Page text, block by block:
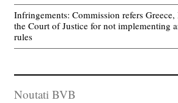
Infringements: Commission refers
the Court of Justice for not implementing
rules
Noutati BVB